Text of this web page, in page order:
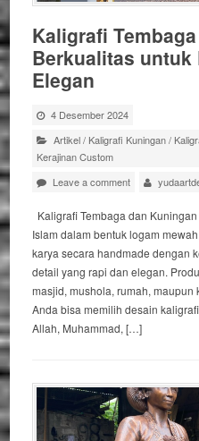
Kaligrafi
Berkualitas untuk
Elegan
4 Desember 2024
Artikel/ Kaligrafi Kuningan/
Kerajinan Custom
Leave a comment
Kaligrafi Tembaga dan
Islam dalam bentuk logam
karya secara handmade dengan
detail yang rapi dan elegan.
masjid, mushola, rumah,
Anda bisa memilih desain
Allah, Muhammad, […]